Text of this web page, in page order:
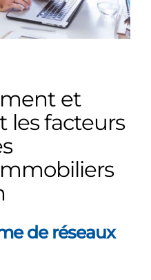
et
les facteurs
de réseaux